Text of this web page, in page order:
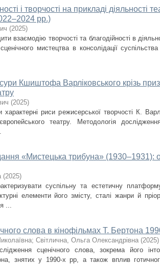
і творчості на прикладі діяльності
рр.)
(2025)
взаємодію творчості та благодійності в
мистецтва в консолідації
Кшиштофа Варліковського крізь
(2025)
характерні риси режисерської творчості К.
театру. Методологія
«Мистецька трибуна» (1930–1931):
(2025)
суспільну та естетичну
елементи його змісту, сталі жанри й
...
слова в кінофільмах Т. Бертона
; Світлична, Ольга Олександрівна (2025)
сценічного слова, зокрема його
знятих у 1990-х рр, а також вплив